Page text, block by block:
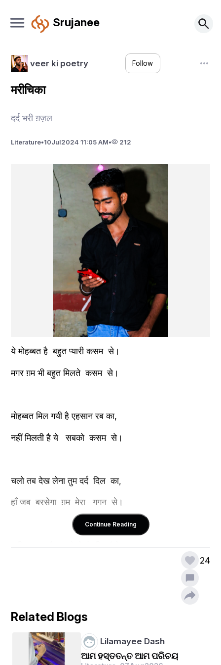
Srujanee
veer ki poetry Follow
मरीचिका
दर्द भरी ग़ज़ल
Literature•10Jul2024 11:05 AM• 212
ये मोहब्बत है  बहुत प्यारी कसम  से।
मगर ग़म भी बहुत मिलते  कसम  से।
मोहब्बत मिल गयी है एहसान रब का,
नहीं मिलती है ये   सबको  कसम  से।
चलो तब देख लेना तुम दर्द  दिल  का,
हाँ जब  बरसेगा  ग़म  मेरा   गगन  से।
हमें  तो  चाहिऐ  फुर्सत  के  कुछ  पल,
नहीं ताल्लुक जल्दबाज़ी के मिलन से।
Continue Reading
24
Related Blogs
Lilamayee Dash
ଆମ ହସ୍ତତନ୍ତ ଆମ ପରିଚୟ